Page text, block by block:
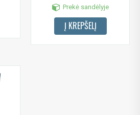
Prekė sandėlyje
Į KREPŠELĮ